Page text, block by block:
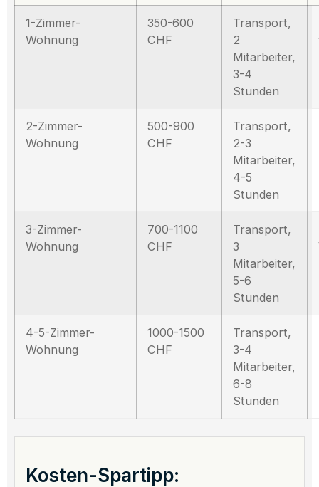
1-Zimmer-
Wohnung
350-600
CHF
Transport,
2
Mitarbeiter,
3-4
Stunden
2-Zimmer-
Wohnung
500-900
CHF
Transport,
2-3
Mitarbeiter,
4-5
Stunden
3-Zimmer-
Wohnung
700-1100
CHF
Transport,
3
Mitarbeiter,
5-6
Stunden
4-5-Zimmer-
Wohnung
1000-1500
CHF
Transport,
3-4
Mitarbeiter,
6-8
Stunden
Kosten-Spartipp: